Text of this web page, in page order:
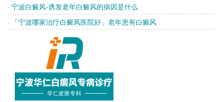
· 宁波白癜风-诱发老年白癜风的病因是什么
· 「宁波哪家治疗白癜风医院好」老年患有白癜风